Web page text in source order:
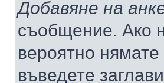
Добавяне на
съобщение. Ако
вероятно
въведете